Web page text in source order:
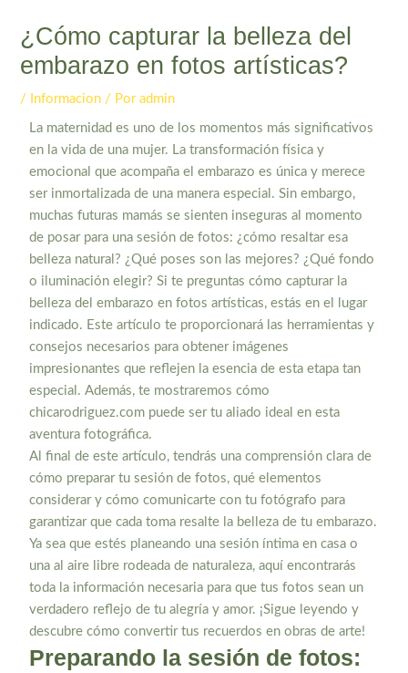
¿Cómo capturar la belleza del
embarazo en fotos artísticas?
/ Informacion / Poradmin
La maternidad es uno de los momentos más significativos
en la vida de una mujer. La transformación física y
emocional que acompaña el embarazo es única y merece
ser inmortalizada de una manera especial. Sin embargo,
muchas futuras mamás se sienten inseguras al momento
de posar para una sesión de fotos: ¿cómo resaltar esa
belleza natural? ¿Qué poses son las mejores? ¿Qué fondo
o iluminación elegir? Si te preguntas cómo capturar la
belleza del embarazo en fotos artísticas, estás en el lugar
indicado. Este artículo te proporcionará las herramientas y
consejos necesarios para obtener imágenes
impresionantes que reflejen la esencia de esta etapa tan
especial. Además, te mostraremos cómo
chicarodriguez.com puede ser tu aliado ideal en esta
aventura fotográfica.
Al final de este artículo, tendrás una comprensión clara de
cómo preparar tu sesión de fotos, qué elementos
considerar y cómo comunicarte con tu fotógrafo para
garantizar que cada toma resalte la belleza de tu embarazo.
Ya sea que estés planeando una sesión íntima en casa o
una al aire libre rodeada de naturaleza, aquí encontrarás
toda la información necesaria para que tus fotos sean un
verdadero reflejo de tu alegría y amor. ¡Sigue leyendo y
descubre cómo convertir tus recuerdos en obras de arte!
Preparando la sesión de fotos: